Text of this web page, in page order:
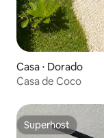
Casa ⋅ Dorado
Casa de Coco
Superhost
Superhost